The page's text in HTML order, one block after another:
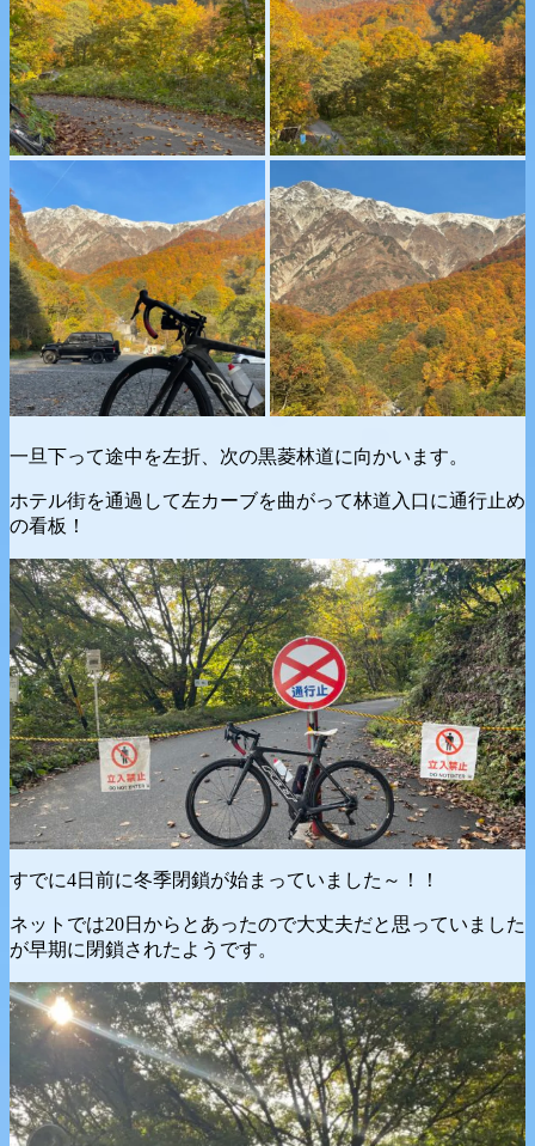
一旦下って途中を左折、次の黒菱林道に向かいます。
ホテル街を通過して左カーブを曲がって林道入口に通行止め
の看板！
すでに4日前に冬季閉鎖が始まっていました～！！
ネットでは20日からとあったので大丈夫だと思っていました
が早期に閉鎖されたようです。